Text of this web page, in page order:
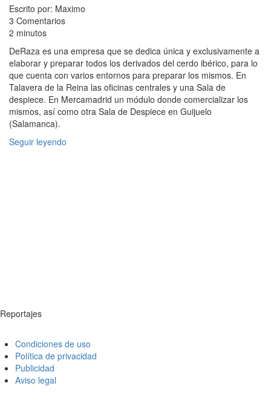
Escrito por: Maximo
3 Comentarios
2 minutos
DeRaza es una empresa que se dedica única y exclusivamente a
elaborar y preparar todos los derivados del cerdo ibérico, para lo
que cuenta con varios entornos para preparar los mismos. En
Talavera de la Reina las oficinas centrales y una Sala de
despiece. En Mercamadrid un módulo donde comercializar los
mismos, así como otra Sala de Despiece en Guijuelo
(Salamanca).
Seguir leyendo
Reportajes
Condiciones de uso
Política de privacidad
Publicidad
Aviso legal